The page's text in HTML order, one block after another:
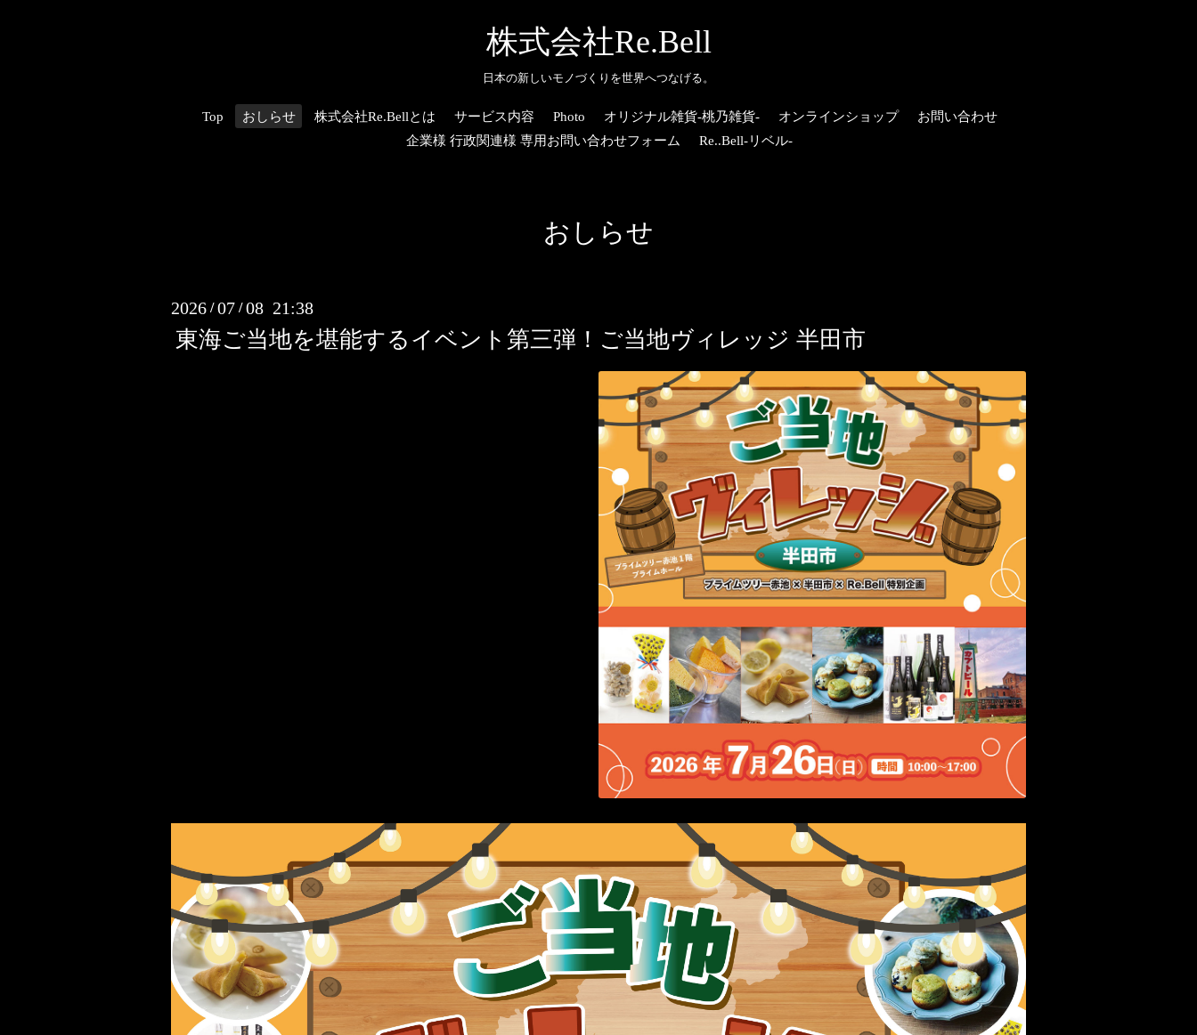
株式会社Re.Bell
日本の新しいモノづくりを世界へつなげる。
Top おしらせ 株式会社Re.Bellとは サービス内容 Photo オリジナル雑貨-桃乃雑貨- オンラインショップ
お問い合わせ
企業様 行政関連様 専用お問い合わせフォーム
Re..Bell-リベル-
おしらせ
2026 /07 /08 21:38
東海ご当地を堪能するイベント第三弾！ご当地ヴィレッジ 半田市